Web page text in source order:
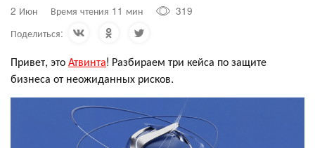
2 Июн Время чтения 11 мин
319
Поделиться:
Привет, этоАтвинта! Разбираем три кейса по защите
бизнеса от неожиданных рисков.